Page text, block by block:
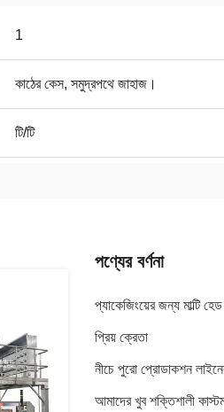
1
কাঠের কেস, সমুদ্রপথে জাহাজ।
টি/টি
পণ্যের বর্ণনা
প্যাকেজিংয়ের জন্য মাল্টি
প্রিয় ক্রেতা
নীচে পুরো প্রোডাকশন
আমাদের খুব শক্তিশালী